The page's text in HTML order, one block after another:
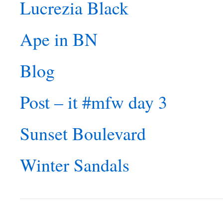
Lucrezia Black
Ape in BN
Blog
Post – it #mfw day 3
Sunset Boulevard
Winter Sandals